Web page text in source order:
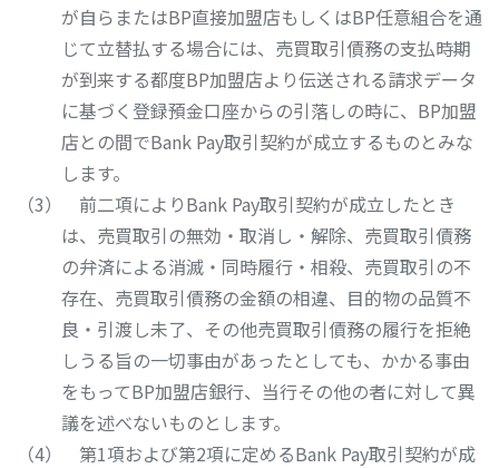
が自らまたはBP直接加盟店もしくはBP任意組合を通
じて立替払する場合には、売買取引債務の支払時期
が到来する都度BP加盟店より伝送される請求データ
に基づく登録預金口座からの引落しの時に、BP加盟
店との間でBank Pay取引契約が成立するものとみな
します。
前二項によりBank Pay取引契約が成立したとき
は、売買取引の無効・取消し・解除、売買取引債務
の弁済による消滅・同時履行・相殺、売買取引の不
存在、売買取引債務の金額の相違、目的物の品質不
良・引渡し未了、その他売買取引債務の履行を拒絶
しうる旨の一切事由があったとしても、かかる事由
をもってBP加盟店銀行、当行その他の者に対して異
議を述べないものとします。
第1項および第2項に定めるBank Pay取引契約が成